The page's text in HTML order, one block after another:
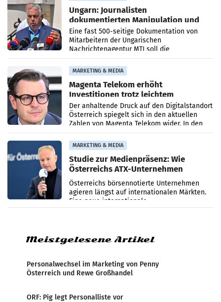
Ungarn: Journalisten
dokumentierten Manipulation und
Zensur
Eine fast 500-seitige Dokumentation von
Mitarbeitern der Ungarischen
Nachrichtenagentur MTI soll die
systematische Nachrichten-Manipulation und
Zensur bei der Agentur während der Zeit
MARKETING & MEDIA
Magenta Telekom erhöht
Investitionen trotz leichtem
Umsatzrückgang
Der anhaltende Druck auf den Digitalstandort
Österreich spiegelt sich in den aktuellen
Zahlen von Magenta Telekom wider. In den
ersten sechs Monaten des laufenden Jahres
verzeichnete
MARKETING & MEDIA
Studie zur Medienpräsenz: Wie
Österreichs ATX-Unternehmen
international wahrgenommen
werden
Österreichs börsennotierte Unternehmen
agieren längst auf internationalen Märkten.
Eine neue internationale
Medienresonanzanalyse untersucht die
Meistgelesene Artikel
Personalwechsel im Marketing von Penny
Österreich und Rewe Großhandel
ORF: Pig legt Personalliste vor